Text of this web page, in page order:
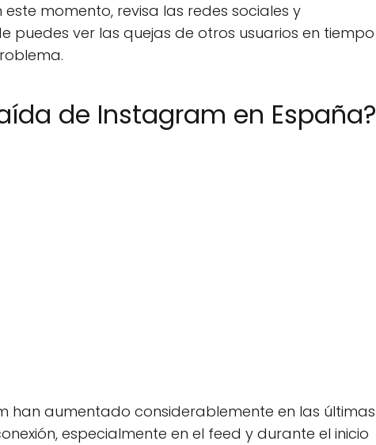
este momento, revisa las redes sociales y
ver las quejas de otros usuarios en tiempo
de Instagram en España?
han aumentado considerablemente en las últimas
especialmente en el feed y durante el inicio